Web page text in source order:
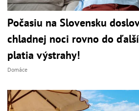
Počasiu na Slovensku
chladnej noci rovno do
platia výstrahy!
Domáce